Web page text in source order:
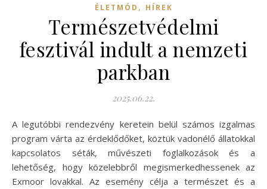
ÉLETMÓD , HÍREK
Természetvédelmi
fesztivál indult a nemzeti
parkban
2025.06.22.
A legutóbbi rendezvény keretein belül számos izgalmas
program várta az érdeklődőket, köztük vadonélő állatokkal
kapcsolatos séták, művészeti foglalkozások és a
lehetőség, hogy közelebbről megismerkedhessenek az
Exmoor lovakkal. Az esemény célja a természet és a